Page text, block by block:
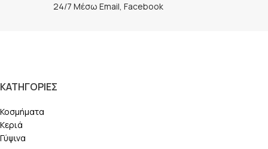
24/7 Μέσω Email, Facebook
ΚΑΤΗΓΟΡΙΕΣ
Κοσμήματα
Κεριά
Γύψινα